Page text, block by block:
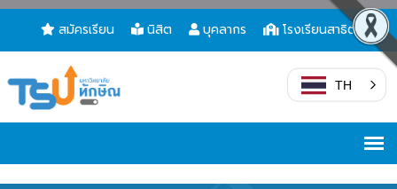
สมัครเรียน นิสิต บุคลากร โรงเรียนสาธิต
TH